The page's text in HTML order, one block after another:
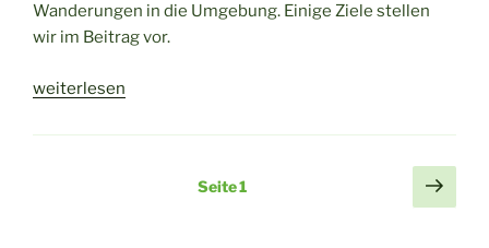
Wanderungen in die Umgebung. Einige Ziele stellen
wir im Beitrag vor.
„Wandern
und
weiterlesen
Seitennummerierung
Seite1